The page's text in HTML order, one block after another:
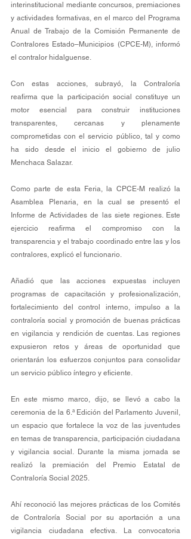
interinstitucional mediante concursos, premiaciones
y actividades formativas, en el marco del Programa
Anual de Trabajo de la Comisión Permanente de
Contralores Estado–Municipios (CPCE-M), informó
el contralor hidalguense.
Con estas acciones, subrayó, la Contraloría
reafirma que la participación social constituye un
motor esencial para construir instituciones
transparentes, cercanas y plenamente
comprometidas con el servicio público, tal y como
ha sido desde el inicio el gobierno de julio
Menchaca Salazar.
Como parte de esta Feria, la CPCE-M realizó la
Asamblea Plenaria, en la cual se presentó el
Informe de Actividades de las siete regiones. Este
ejercicio reafirma el compromiso con la
transparencia y el trabajo coordinado entre las y los
contralores, explicó el funcionario.
Añadió que las acciones expuestas incluyen
programas de capacitación y profesionalización,
fortalecimiento del control interno, impulso a la
contraloría social y promoción de buenas prácticas
en vigilancia y rendición de cuentas. Las regiones
expusieron retos y áreas de oportunidad que
orientarán los esfuerzos conjuntos para consolidar
un servicio público íntegro y eficiente.
En este mismo marco, dijo, se llevó a cabo la
ceremonia de la 6.ª Edición del Parlamento Juvenil,
un espacio que fortalece la voz de las juventudes
en temas de transparencia, participación ciudadana
y vigilancia social. Durante la misma jornada se
realizó la premiación del Premio Estatal de
Contraloría Social 2025.
Ahí reconoció las mejores prácticas de los Comités
de Contraloría Social por su aportación a una
vigilancia ciudadana efectiva. La convocatoria